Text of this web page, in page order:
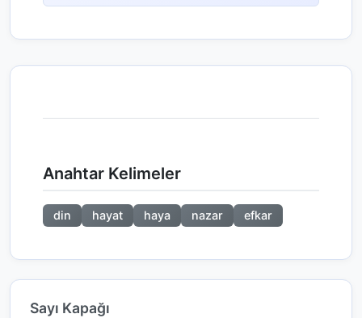
Anahtar Kelimeler
din hayat haya nazar efkar
Sayı Kapağı